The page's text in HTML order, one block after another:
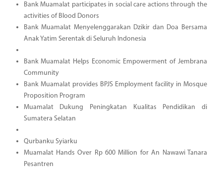
Bank Muamalat participates in social care actions through the
activities of Blood Donors
Bank Muamalat Menyelenggarakan Dzikir dan Doa Bersama
Anak Yatim Serentak di Seluruh Indonesia
Bank Muamalat Helps Economic Empowerment of Jembrana
Community
Bank Muamalat provides BPJS Employment facility in Mosque
Proposition Program
Muamalat Dukung Peningkatan Kualitas Pendidikan di
Sumatera Selatan
Qurbanku Syiarku
Muamalat Hands Over Rp 600 Million for An Nawawi Tanara
Pesantren